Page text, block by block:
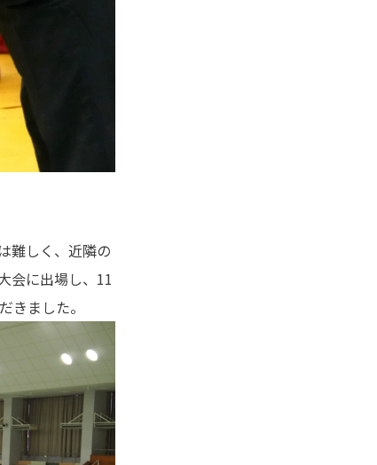
難しく、近隣の
会に出場し、11
きました。